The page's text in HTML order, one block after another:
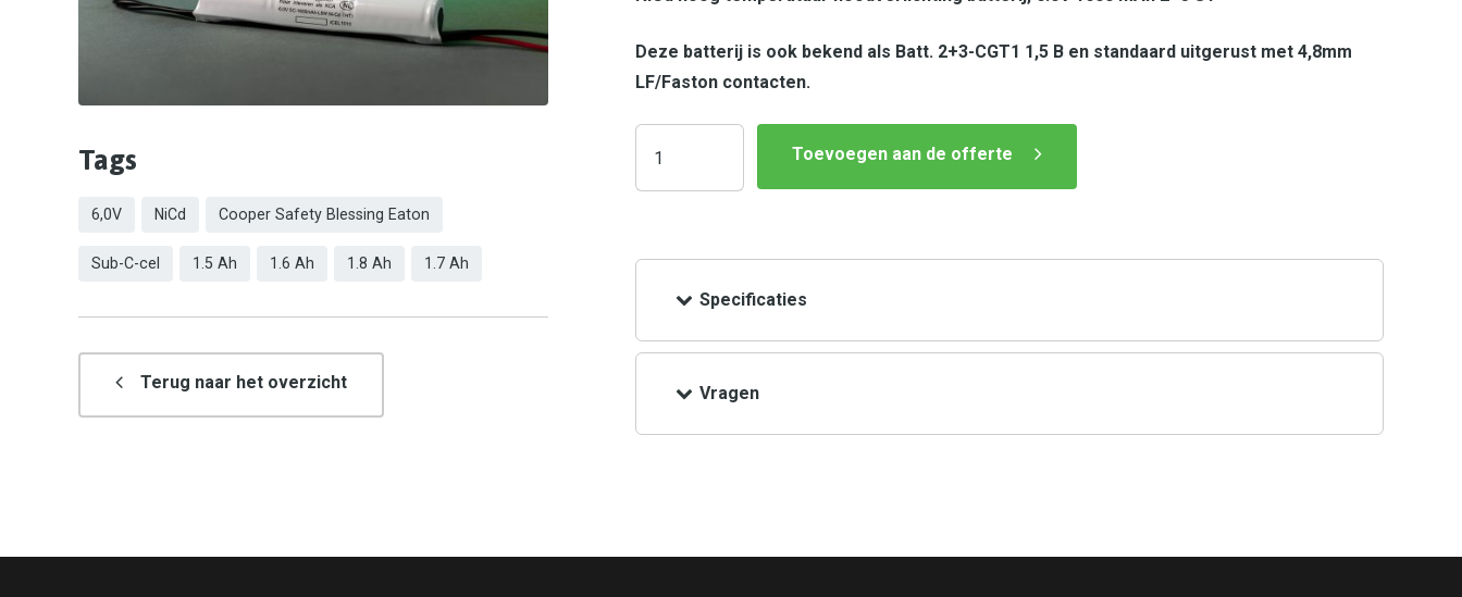
Deze batterij is ook bekend als Batt. 2+3-CGT1 1,5 B en standaard uitgerust met 4,8mm
LF/Faston contacten.
Toevoegen aan de offerte
Specificaties
Vragen
Tags
6,0V NiCd Cooper Safety Blessing Eaton
Sub-C-cel 1.5 Ah 1.6 Ah 1.8 Ah 1.7 Ah
Terug naar het overzicht